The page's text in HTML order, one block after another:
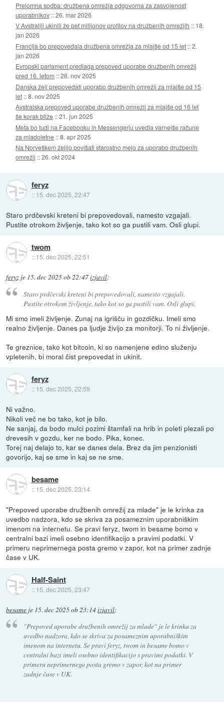
Prelomna sodba: družbena omrežja odgovorna za zasvojenost
uporabnikov ::26. mar 2026
V Avstraliji ukinili že pet milijonov profilov na družbenih omrežjih :: 18.
jan 2026
Francija bo prepovedala družbena omrežja za mlajše od 15 let ::2.
jan 2026
Evropski parlament predlaga prepoved uporabe družbenih omrežij
pred 16. letom ::26. nov 2025
Danska želi prepovedati uporabo družbenih omrežij za mlajše od 15
let ::8. nov 2025
Avstralska prepoved uporabe družbenih omrežij za mlajše od 16 let
še korak bliže ::21. jun 2025
Meta bo tudi na Facebooku in Messengerju uvedla varnejše račune
za mladoletne ::8. apr 2025
Na Norveškem želijo povišati starostno mejo za uporabo družbenih
omrežij ::26. okt 2024
feryz
:: 15. dec 2025, 22:47
Staro prdčevski kreteni bi prepovedovali, namesto vzgajali.
Pustite otrokom življenje, tako kot so ga pustili vam. Osli glupi.
twom
:: 15. dec 2025, 22:51
feryz je 15. dec 2025 ob 22:47izjavil:
Staro prdčevski kreteni bi prepovedovali, namesto vzgajali.
Pustite otrokom življenje, tako kot so ga pustili vam. Osli glupi.
Mi smo imeli življenje. Zunaj na igrišču in gozdičku. Imeli smo
realno življenje. Danes pa ljudje živijo za monitorji. To ni življenje.
Te greznice, tako kot bitcoin, ki so namenjene edino služenju
vpletenih, bi moral čist prepovedat in ukinit.
feryz
:: 15. dec 2025, 22:59
Ni važno.
Nikoli več ne bo tako, kot je bilo.
Ne sanjaj, da bodo mulci pozimi štamfali na hrib in poleti plezali po
drevesih v gozdu, ker ne bodo. Pika, konec.
Torej naj delajo to, kar se danes dela. Brez da jim penzionisti
govorijo, kaj se sme in kaj se ne sme.
besame
:: 15. dec 2025, 23:14
"Prepoved uporabe družbenih omrežij za mlade" je le krinka za
uvedbo nadzora, kdo se skriva za posameznim uporabniškim
imenom na internetu. Se pravi feryz, twom in besame bomo v
centralni bazi imeli osebno identifikacijo s pravimi podatki. V
primeru neprimernega posta gremo v zapor, kot na primer zadnje
čase v UK.
Half-Saint
:: 15. dec 2025, 23:47
besame je 15. dec 2025 ob 23:14izjavil:
"Prepoved uporabe družbenih omrežij za mlade" je le krinka za
uvedbo nadzora, kdo se skriva za posameznim uporabniškim
imenom na internetu. Se pravi feryz, twom in besame bomo v
centralni bazi imeli osebno identifikacijo s pravimi podatki. V
primeru neprimernega posta gremo v zapor, kot na primer
zadnje čase v UK.